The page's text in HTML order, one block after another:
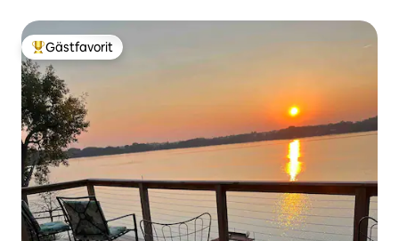
Populär gästfavorit
Gästfavorit